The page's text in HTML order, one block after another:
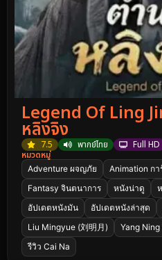
Legend Of Ling
หลิงจิง
7.5 พากย์ไทย Full HD
หมวดหมู่
Adventure ผจญภัย Animation ก
Fantasy จินตนาการ
หนังน่าดู
อัปเดตหนังมัน
อัปเดตหนังล่าสุด
Liu Mingyue (刘明月)
Yang Ning
รีวิว Cai Na